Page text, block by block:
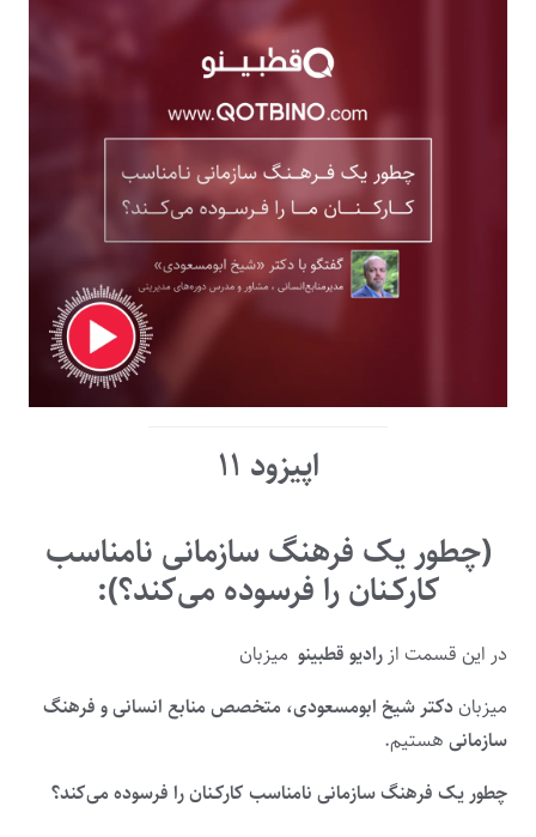
اپیزود ۱۱
(چطور یک فرهنگ سازمانی نامناسب
کارکـنان را فرسوده می‌کند؟):
در این قسمت از رادیو قطبینو میزبان
میزبان دکتر شیخ ابومسعودی، متخصص منابع انسانی و فرهنگ
سازمانی هستیم.
چطور یک فرهنگ سازمانی نامناسب کارکـنان را فرسوده می‌کند؟